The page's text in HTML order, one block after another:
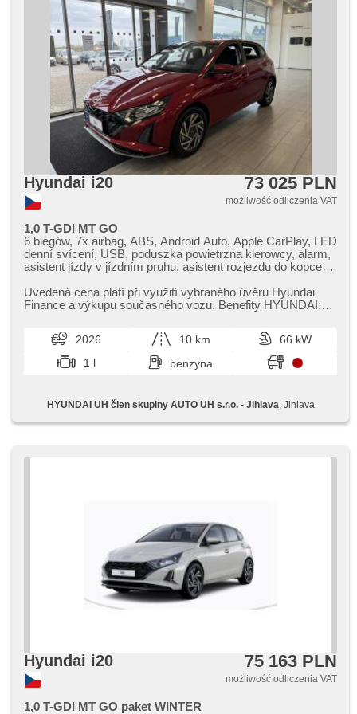
siedzenie dla kierowcy, wycieraczka tylna, gwarancja
Hyundai i20 73 025 PLN
możliwość odliczenia VAT
1,0 T-GDI MT GO
6 biegów, 7x airbag, ABS, Android Auto, Apple CarPlay, LED
denní svícení, USB, poduszka powietrzna kierowcy, alarm,
asistent jízdy v jízdním pruhu, asistent rozjezdu do kopce
nabíječka mobilních telefonů, bluetooth, asystent
hamulcowy, zamykanie centralne - zdalne, centralny
(DAB), digitální přístrojová deska, dojezdové rezervní kolo,
el. opuszczane szyby, el. lusterka, hands free, asystent
pasa ruchu, klimatyzacja, felgi aluminiowe, kierownica
wielofunkcyjna, regulowana kierownica, komputer
układu kierowniczego, przeciwpoślizgowy system kół
(ASR), czujnik reflektorów, sledování únavy řidiče,
podgrzewane lusterka, chowane zagłówki, aktywne
Uvedená cena platí při využití vybraného úvěru Hyundai
Finance a výkupu současného vozu. Benefity HYUNDAI:
2026 10 km
66 kW
1 l
benzyna
HYUNDAI UH člen skupiny AUTO UH s.r.o. - Jihlava , Jihlava
Hyundai i20 75 163 PLN
możliwość odliczenia VAT
1,0 T-GDI MT GO paket WINTER